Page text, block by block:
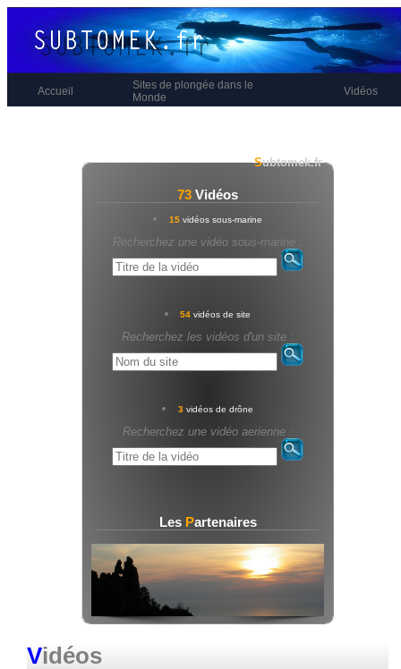
Accueil
Sites de plongée dans le
Monde
Vidéos
Subtomek.fr
73 Vidéos
15vidéos sous-marine
Recherchez une vidéo sous-marine :
54 vidéos de site
Recherchez les vidéos d'un site :
3 vidéos de drône
Recherchez une vidéo aerienne :
Les Partenaires
Vidéos